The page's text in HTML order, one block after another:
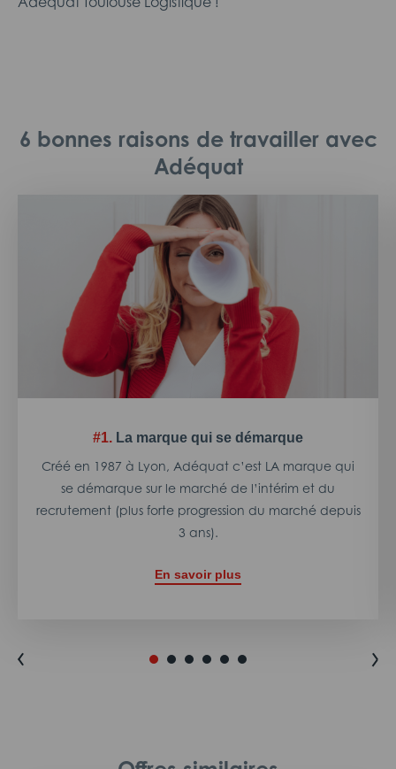
6 bonnes raisons de travailler avec
Adéquat
#1. La marque qui se démarque
Créé en 1987 à Lyon, Adéquat c’est LA marque qui
se démarque sur le marché de l’intérim et du
recrutement (plus forte progression du marché depuis
3 ans).
En savoir plus